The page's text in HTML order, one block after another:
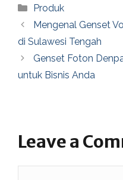
Categories
Produk
Mengenal Genset
di Sulawesi Tengah
Genset Foton
untuk Bisnis Anda
Leave a